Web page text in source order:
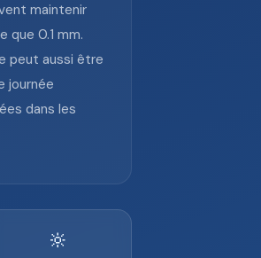
maintenir
que 0.1 mm.
peut aussi être
journée
dans les
🔆